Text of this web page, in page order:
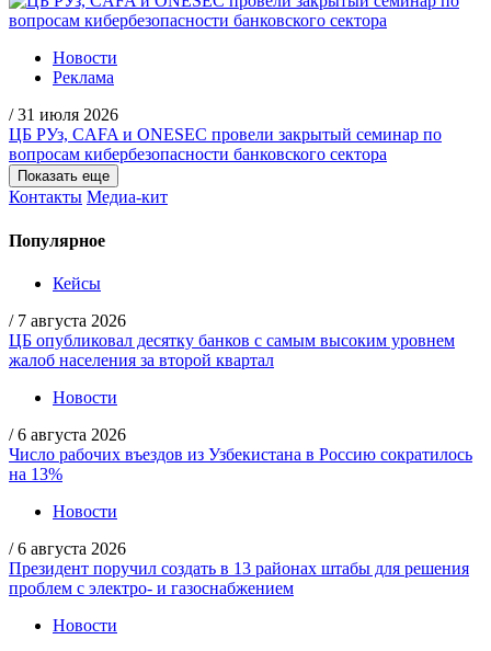
Новости
Реклама
/ 31 июля 2026
ЦБ РУз, CAFA и ONESEC провели закрытый семинар по
вопросам кибербезопасности банковского сектора
Показать еще
Контакты Медиа-кит
Популярное
Кейсы
/ 7 августа 2026
ЦБ опубликовал десятку банков с самым высоким уровнем
жалоб населения за второй квартал
Новости
/ 6 августа 2026
Число рабочих въездов из Узбекистана в Россию сократилось
на 13%
Новости
/ 6 августа 2026
Президент поручил создать в 13 районах штабы для решения
проблем с электро- и газоснабжением
Новости